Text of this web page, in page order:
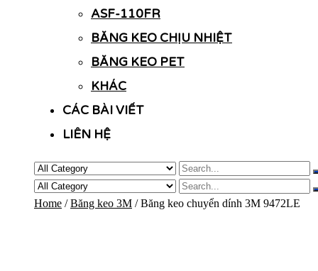
ASF-110FR
BĂNG KEO CHỊU NHIỆT
BĂNG KEO PET
KHÁC
CÁC BÀI VIẾT
LIÊN HỆ
Home /Băng keo 3M / Băng keo chuyển dính 3M 9472LE